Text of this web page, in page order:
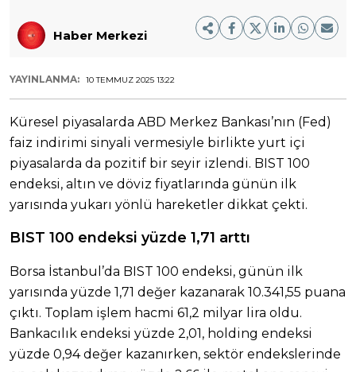
Haber Merkezi
YAYINLANMA: 10 TEMMUZ 2025 13:22
Küresel piyasalarda ABD Merkez Bankası’nın (Fed)
faiz indirimi sinyali vermesiyle birlikte yurt içi
piyasalarda da pozitif bir seyir izlendi. BIST 100
endeksi, altın ve döviz fiyatlarında günün ilk
yarısında yukarı yönlü hareketler dikkat çekti.
BIST 100 endeksi yüzde 1,71 arttı
Borsa İstanbul’da BIST 100 endeksi, günün ilk
yarısında yüzde 1,71 değer kazanarak 10.341,55 puana
çıktı. Toplam işlem hacmi 61,2 milyar lira oldu.
Bankacılık endeksi yüzde 2,01, holding endeksi
yüzde 0,94 değer kazanırken, sektör endekslerinde